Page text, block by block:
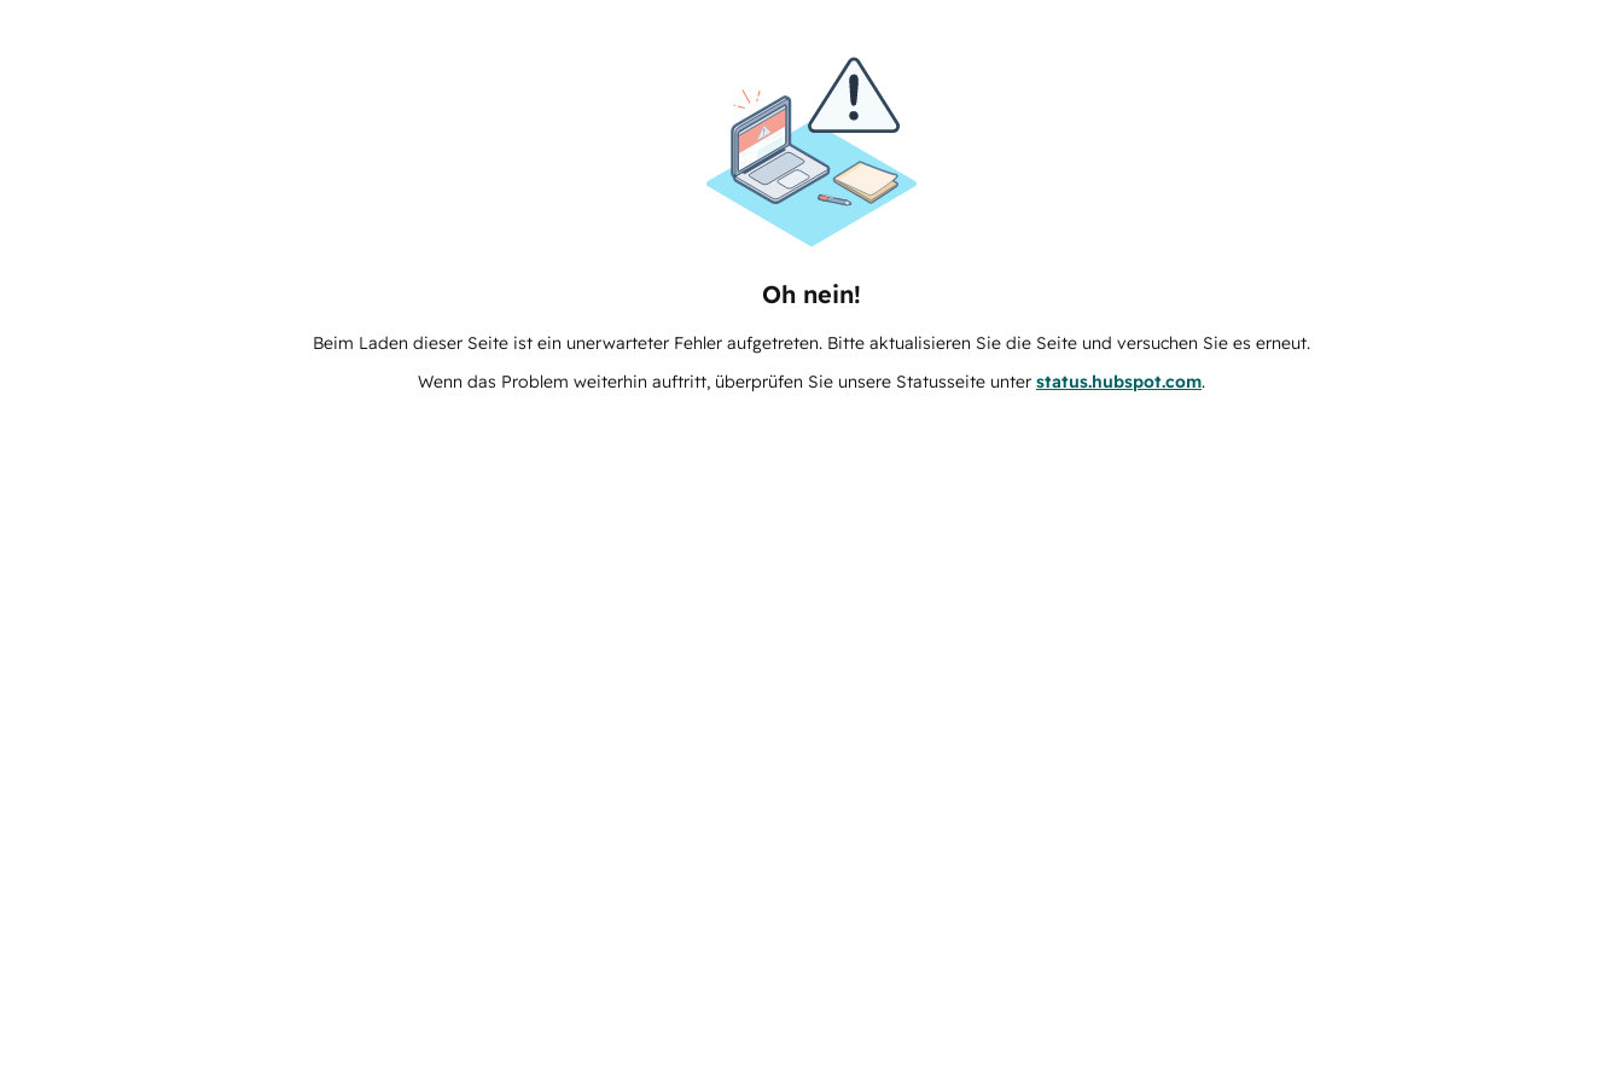
Oh nein!
Beim Laden dieser Seite ist ein unerwarteter Fehler aufgetreten. Bitte aktualisieren Sie die Seite und versuchen Sie es erneut.
Wenn das Problem weiterhin auftritt, überprüfen Sie unsere Statusseite unter status.hubspot.com.